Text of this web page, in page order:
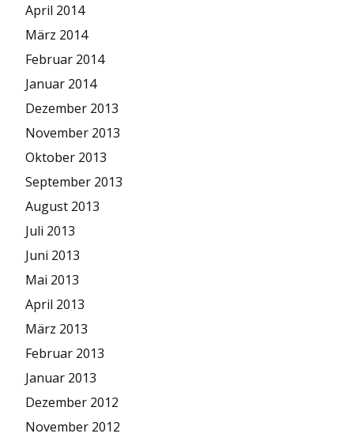
April 2014
März 2014
Februar 2014
Januar 2014
Dezember 2013
November 2013
Oktober 2013
September 2013
August 2013
Juli 2013
Juni 2013
Mai 2013
April 2013
März 2013
Februar 2013
Januar 2013
Dezember 2012
November 2012